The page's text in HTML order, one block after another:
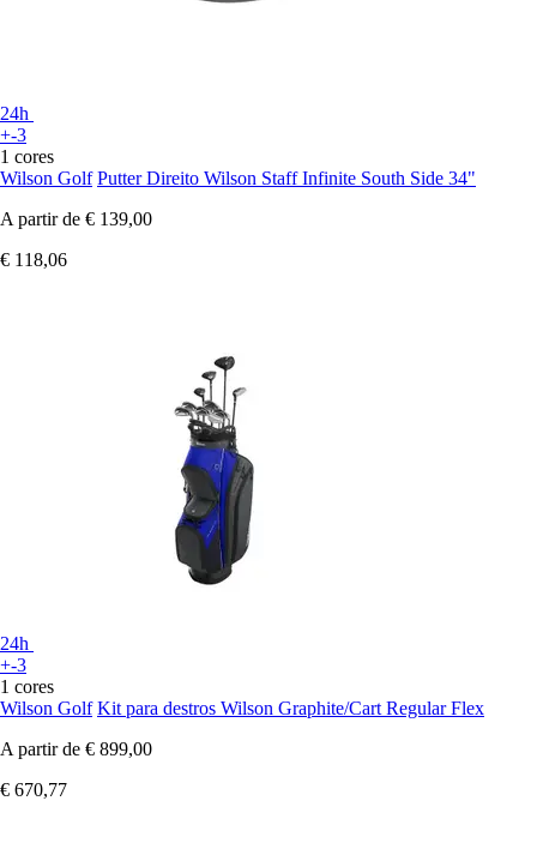
24h
+-3
1 cores
Wilson Golf Putter Direito Wilson Staff Infinite South Side 34"
A partir de € 139,00
€ 118,06
24h
+-3
1 cores
Wilson Golf Kit para destros Wilson Graphite/Cart Regular Flex
A partir de € 899,00
€ 670,77